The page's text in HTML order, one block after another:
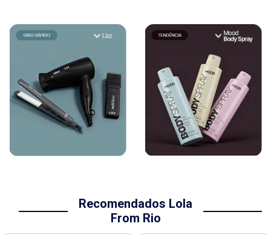
Recomendados Lola
From Rio